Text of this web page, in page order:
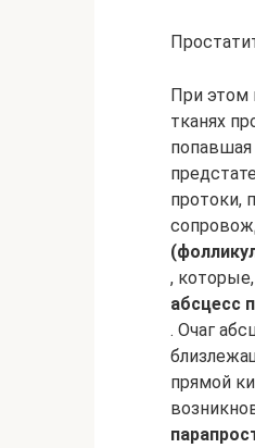
При этом
тканях
попавшая
протоки,
,
абсцесс
. Очаг
прямой